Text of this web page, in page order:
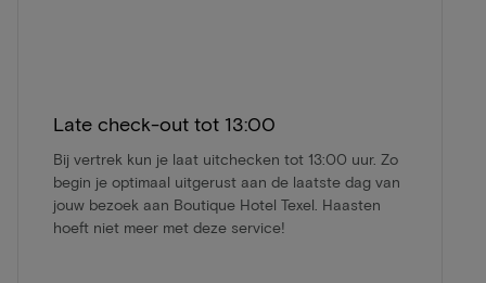
Late check-out tot 13:00
Bij vertrek kun je laat uitchecken tot 13:00 uur. Zo
begin je optimaal uitgerust aan de laatste dag van
jouw bezoek aan Boutique Hotel Texel. Haasten
hoeft niet meer met deze service!